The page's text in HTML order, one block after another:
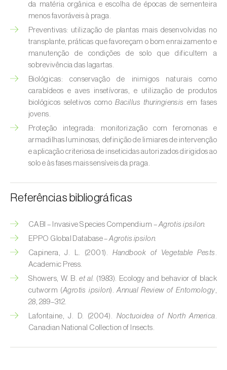
Broca-pequena-do-tomateiro
Neoleucinodes elegantalis)
Broca-vermelha ( Cossus cossus
Burgo-da-azinheira (Tortrix viridana
Cigarrinha-espumadora (Philaenus
spumarius )
Cigarrinhas (Jacobiasca lybica, Scaphoideus
titanus e Empoasca spp.)
Cobrilha-da-cortiça (Coroebus undatus
ficus)
Cochonilha-de-cauda-comprida
Pseudococcus longispinus
Cochonilha-de-Comstock (Pseudococcus
comstocki)
Cochonilha-de-São-José (Quadraspidiotus
da matéria orgânica e escolha de épocas de sementeira
menos favoráveis à praga.
Preventivas: utilização de plantas mais desenvolvidas no
transplante, práticas que favoreçam o bom enraizamento e
manutenção de condições de solo que dificultem a
sobrevivência das lagartas.
Biológicas: conservação de inimigos naturais como
carabídeos e aves insetívoras, e utilização de produtos
biológicos seletivos comoBacillus thuringiensis em fases
jovens.
Proteção integrada: monitorização com feromonas e
armadilhas luminosas, definição de limiares de intervenção
e aplicação criteriosa de inseticidas autorizados dirigidos ao
solo e às fases mais sensíveis da praga.
Referências bibliográficas
CABI – Invasive Species Compendium – Agrotis ipsilon.
EPPO Global Database –Agrotis ipsilon.
Capinera, J. L. (2001). Handbook of Vegetable Pests
Academic Press.
Showers, W. B.et al. (1983). Ecology and behavior of black
cutworm (Agrotis ipsilon).Annual Review of Entomology
28, 289–312.
Lafontaine, J. D. (2004). Noctuoidea of North America
Canadian National Collection of Insects.